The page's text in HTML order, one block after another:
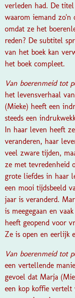
verleden had. De
waarom iemand zo'n
omdat ze het
reden? De subtitel
van het boek kan
het boek compleet.
Van boerenmeid tot
het levensverhaal
(Mieke) heeft een
steeds een
In haar leven heeft
veranderen, haar
veel zware tijden,
ze met tevredenheid
grote liefdes in haar
een mooi tijdsbeeld
jaar is veranderd.
is meegegaan en
heeft geopend voor
Ze is open en eerlijk
Van boerenmeid tot
een vertellende
gevoel dat Marja
een kop koffie vertelt